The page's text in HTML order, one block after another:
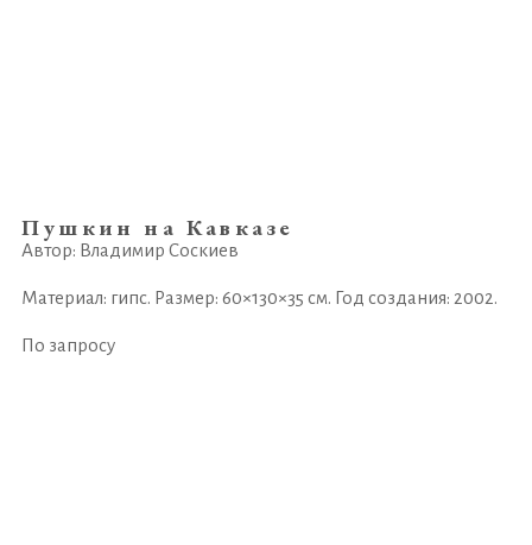
Пушкин на Кавказе
Автор: Владимир Соскиев
Материал: гипс. Размер: 60×130×35 см. Год создания: 2002.
По запросу